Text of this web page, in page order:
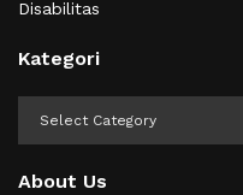
Disabilitas
Kategori
About Us